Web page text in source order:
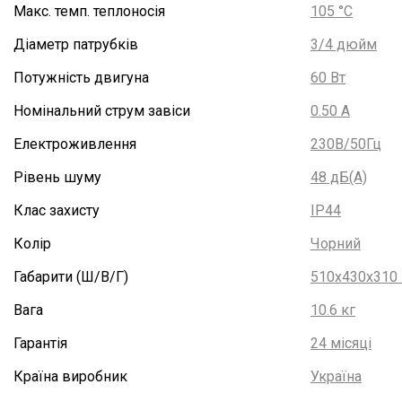
Макс. темп. теплоносія
105 °С
Діаметр патрубків
3/4 дюйм
Потужність двигуна
60 Вт
Номінальний струм завіси
0.50 А
Електроживлення
230В/50Гц
Рівень шуму
48 дБ(А)
Клас захисту
IP44
Колір
Чорний
Габарити (Ш/В/Г)
Вага
10.6 кг
Гарантія
24 місяці
Країна виробник
Україна